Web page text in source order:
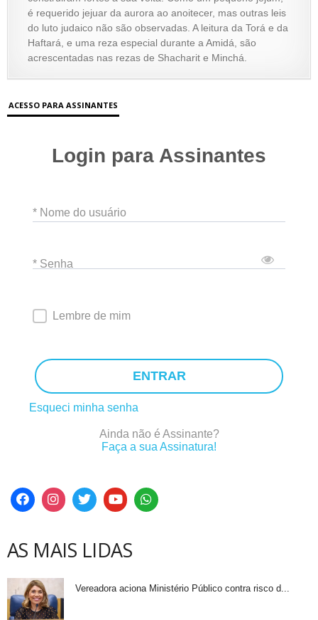
é requerido jejuar da aurora ao anoitecer, mas outras leis
do luto judaico não são observadas. A leitura da Torá e da
Haftará, e uma reza especial durante a Amidá, são
acrescentadas nas rezas de Shacharit e Minchá.
ACESSO PARA ASSINANTES
Login para Assinantes
* Nome do usuário
* Senha
Lembre de mim
ENTRAR
Esqueci minha senha
Ainda não é Assinante?
Faça a sua Assinatura!
AS MAIS LIDAS
Vereadora aciona Ministério Público contra risco d...